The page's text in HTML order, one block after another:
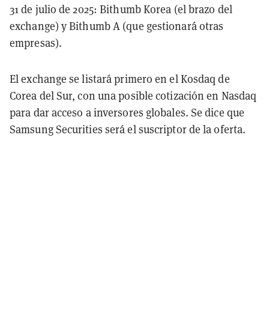
31 de julio de 2025: Bithumb Korea (el brazo del
exchange) y Bithumb A (que gestionará otras
empresas).
El exchange se listará primero en el Kosdaq de
Corea del Sur, con una posible cotización en Nasdaq
para dar acceso a inversores globales. Se dice que
Samsung Securities será el suscriptor de la oferta.